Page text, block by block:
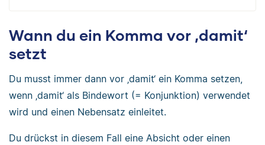
Wann du ein Komma vor ‚damit‘
setzt
Du musst immer dann vor ‚damit‘ ein Komma setzen,
wenn ‚damit‘ als Bindewort (= Konjunktion) verwendet
wird und einen Nebensatz einleitet.
Du drückst in diesem Fall eine Absicht oder einen